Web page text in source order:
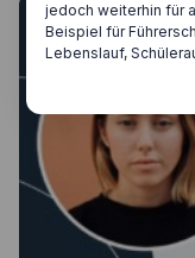
jedoch weiterhin für
Beispiel für
Lebenslauf,